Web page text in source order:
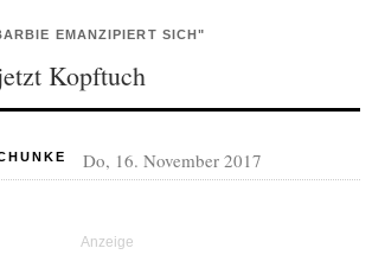
EMANZIPIERT SICH"
Kopftuch
Do, 16. November 2017